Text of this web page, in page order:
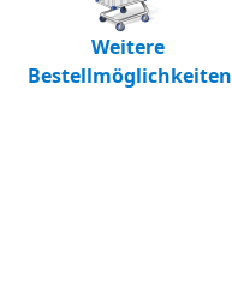
Weitere
Bestellmöglichkeiten